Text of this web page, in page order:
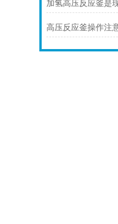
高压反应釜操作注